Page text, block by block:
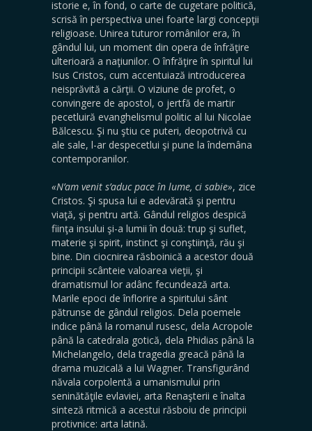
istorie e, în fond, o carte de cugetare politică,
scrisă în perspectiva unei foarte largi concepţii
religioase. Unirea tuturor românilor era, în
gândul lui, un moment din opera de înfrăţire
ulterioară a naţiunilor. O înfrăţire în spiritul lui
Isus Cristos, cum accentuiază introducerea
neisprăvită a cărţii. O viziune de profet, o
convingere de apostol, o jertfă de martir
pecetluiră evanghelismul politic al lui Nicolae
Bălcescu. Şi nu ştiu ce puteri, deopotrivă cu
ale sale, l-ar despecetlui şi pune la îndemâna
contemporanilor.
«N’am venit s’aduc pace în lume, ci sabie», zice
Cristos. Şi spusa lui e adevărată şi pentru
viaţă, şi pentru artă. Gândul religios despică
fiinţa insului şi-a lumii în două: trup şi suflet,
materie şi spirit, instinct şi conştiinţă, rău şi
bine. Din ciocnirea răsboinică a acestor două
principii scânteie valoarea vieţii, şi
dramatismul lor adânc fecundează arta.
Marile epoci de înflorire a spiritului sânt
pătrunse de gândul religios. Dela poemele
indice până la romanul rusesc, dela Acropole
până la catedrala gotică, dela Phidias până la
Michelangelo, dela tragedia greacă până la
drama muzicală a lui Wagner. Transfigurând
năvala corpolentă a umanismului prin
seninătăţile evlaviei, arta Renaşterii e înalta
sinteză ritmică a acestui răsboiu de principii
protivnice: arta latină.